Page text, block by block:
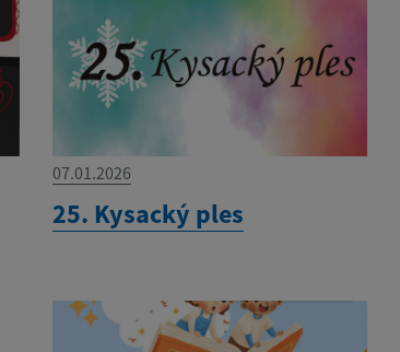
07.01.2026
25. Kysacký ples